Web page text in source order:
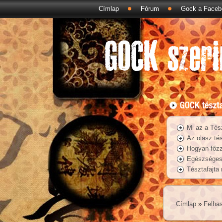
Címlap Fórum Gock a
Mi az a
Az olasz
Hogyan
Tésztafajta
Címlap »